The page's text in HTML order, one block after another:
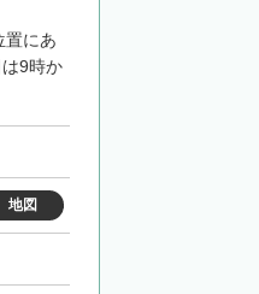
置にあ
9時か
地図